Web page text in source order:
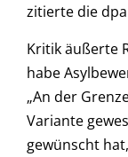
zitierte die
Kritik äußerte
habe
„An der
Variante
gewünscht